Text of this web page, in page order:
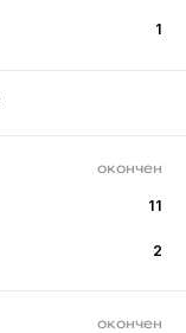
1
окончен
11
2
окончен